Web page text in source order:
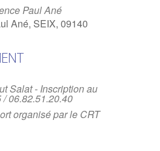
Paul Ané
Ané, SEIX, 09140
Salat - Inscription au
06.82.51.20.40
organisé par le CRT